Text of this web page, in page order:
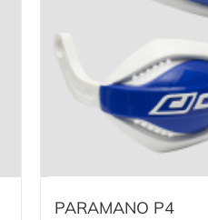
PARAMANO P4